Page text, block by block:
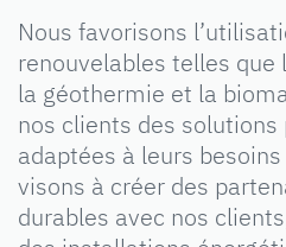
Nous favorisons
renouvelables telles que
la géothermie et la
nos clients des
adaptées à leurs
visons à créer des
durables avec nos